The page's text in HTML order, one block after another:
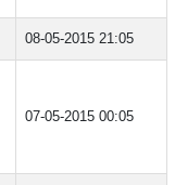
08-05-2015 21:05
07-05-2015 00:05